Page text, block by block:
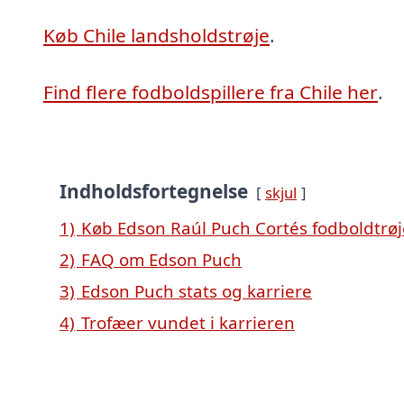
Køb Chile landsholdstrøje.
Find flere fodboldspillere fra Chile her.
Indholdsfortegnelse skjul
1) Køb Edson Raúl Puch Cortés
2) FAQ om Edson Puch
3) Edson Puch stats og karriere
4) Trofæer vundet i karrieren